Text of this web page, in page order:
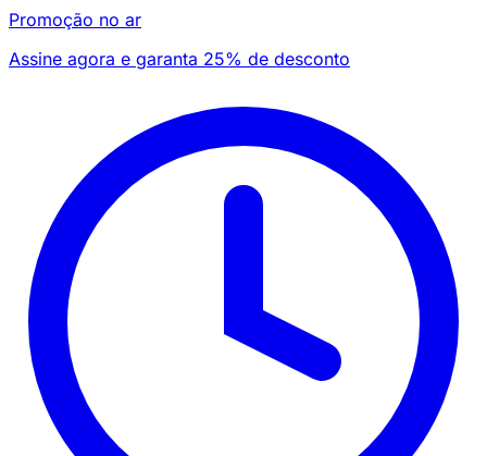
Promoção no ar
Assine agora e garanta 25% de desconto